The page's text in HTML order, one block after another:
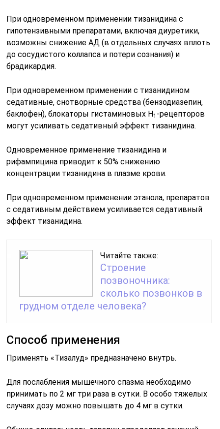
При одновременном применении тизанидина с
гипотензивными препаратами, включая диуретики,
возможны снижение АД (в отдельных случаях вплоть
до сосудистого коллапса и потери сознания) и
брадикардия.
При одновременном применении с тизанидином
седативные, снотворные средства (бензодиазепин,
баклофен), блокаторы гистаминовых Н1 -рецепторов
могут усиливать седативный эффект тизанидина.
Одновременное применение тизанидина и
рифампицина приводит к 50% снижению
концентрации тизанидина в плазме крови.
При одновременном применении этанола, препаратов
с седативным действием усиливается седативный
эффект тизанидина.
Читайте также:
Строение
позвоночника:
сколько позвонков в
грудном отделе человека?
Способ применения
Применять «Тизалуд» предназначено внутрь.
Для послабления мышечного спазма необходимо
принимать по 2 мг три раза в сутки. В особо тяжелых
случаях дозу можно повышать до 4 мг в сутки.